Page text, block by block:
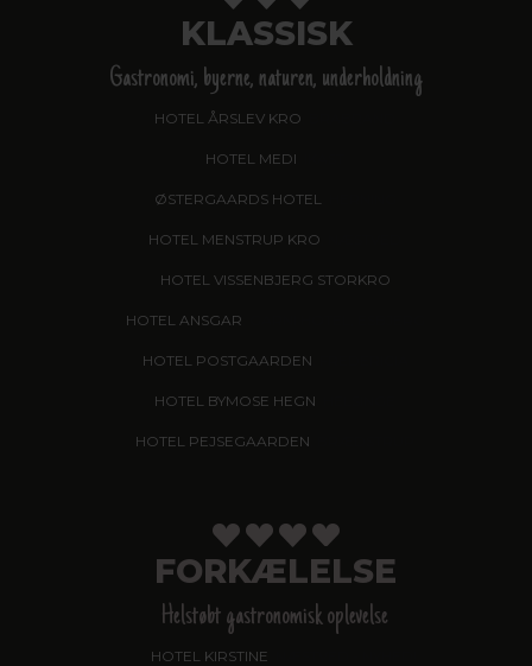
KLASSISK
Gastronomi, byerne, naturen, underholdning
HOTEL ÅRSLEV KRO
HOTEL MEDI
ØSTERGAARDS HOTEL
HOTEL MENSTRUP KRO
HOTEL VISSENBJERG STORKRO
HOTEL ANSGAR
HOTEL POSTGAARDEN
HOTEL BYMOSE HEGN
HOTEL PEJSEGAARDEN
FORKÆLELSE
Helstøbt gastronomisk oplevelse
HOTEL KIRSTINE